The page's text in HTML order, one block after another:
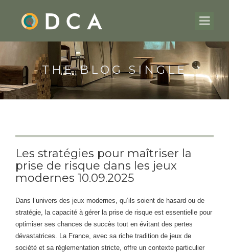
THE BLOG SINGLE
Les stratégies pour maîtriser la
prise de risque dans les jeux
modernes 10.09.2025
Dans l’univers des jeux modernes, qu’ils soient de hasard ou de
stratégie, la capacité à gérer la prise de risque est essentielle pour
optimiser ses chances de succès tout en évitant des pertes
dévastatrices. La France, avec sa riche tradition de jeux de
société et sa réglementation stricte, offre un contexte particulier